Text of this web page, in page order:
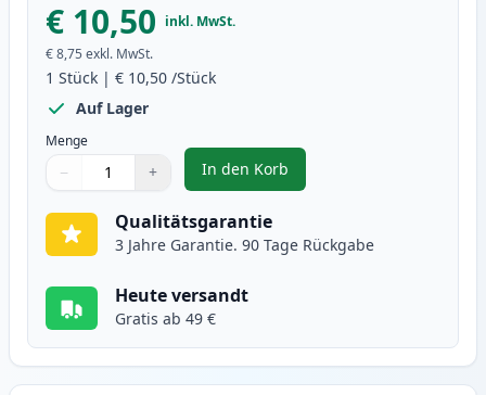
€ 10,50 inkl. MwSt.
€ 8,75 exkl. MwSt.
1 Stück | € 10,50 /Stück
Auf Lager
Menge
Verwenden Sie die Tasten, um anzupassen
− +
1
In den Korb
, Canon CLI-581XXL (1996C001)
Qualitätsgarantie
3 Jahre Garantie. 90 Tage Rückgabe
Heute versandt
Gratis ab 49 €